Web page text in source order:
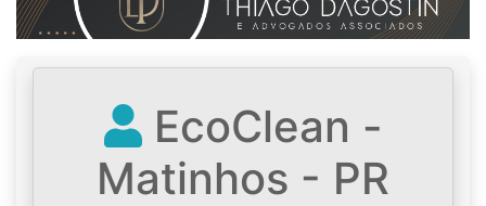
EcoClean -
Matinhos - PR